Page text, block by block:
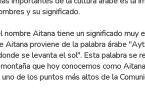
y su significado.
nombre Aitana tiene un significado muy
Aitana proviene de la palabra árabe
se levanta el sol". Esta palabra se
que hoy conocemos como
de los puntos más altos de la